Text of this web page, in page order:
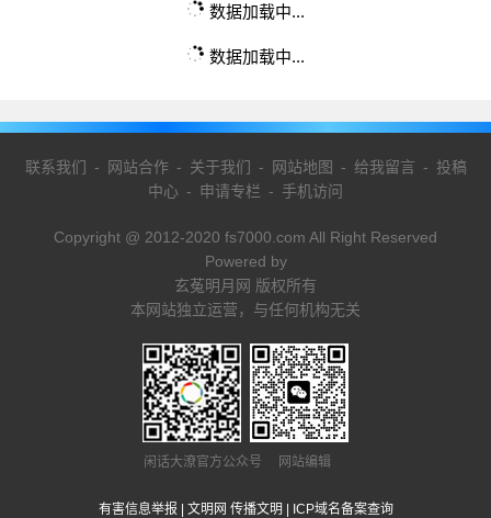
数据加载中...
数据加载中...
联系我们 - 网站合作- 关于我们 - 网站地图 - 给我留言 - 投稿
中心 - 申请专栏 - 手机访问
Copyright @ 2012-2020 fs7000.com All Right Reserved
Powered by
玄菟明月网 版权所有
本网站独立运营，与任何机构无关
闲话大潦官方公众号 网站编辑
有害信息举报 | 文明网 传播文明 | ICP域名备案查询